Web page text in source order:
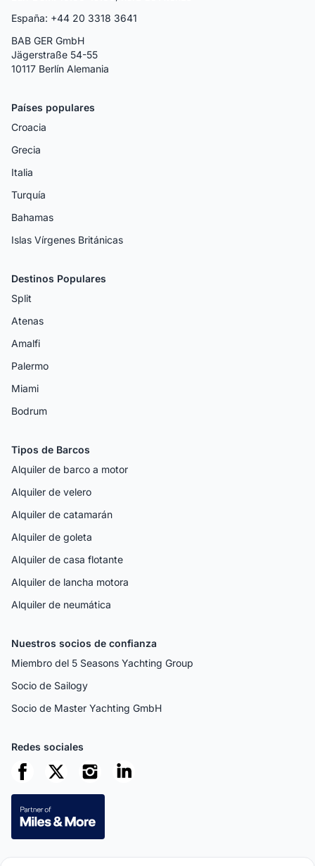
España: +44 20 3318 3641
BAB GER GmbH
Jägerstraße 54-55
10117 Berlín Alemania
Países populares
Croacia
Grecia
Italia
Turquía
Bahamas
Islas Vírgenes Británicas
Destinos Populares
Split
Atenas
Amalfi
Palermo
Miami
Bodrum
Tipos de Barcos
Alquiler de barco a motor
Alquiler de velero
Alquiler de catamarán
Alquiler de goleta
Alquiler de casa flotante
Alquiler de lancha motora
Alquiler de neumática
Nuestros socios de confianza
Miembro del 5 Seasons Yachting Group
Socio de Sailogy
Socio de Master Yachting GmbH
Redes sociales